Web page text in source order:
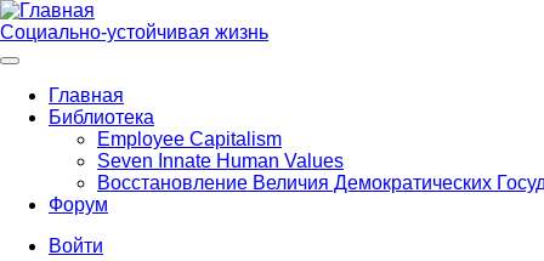
Перейти
к
основному
Социально-устойчивая жизнь
Main
navigation
Главная
Библиотека
Employee Capitalism
Seven Innate Human Values
Восстановление Величия Демократических
Форум
Войти